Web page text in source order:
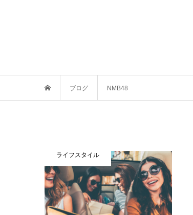
ブログ NMB48
ライフスタイル